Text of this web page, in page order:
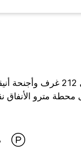
يقع كراون بلازا وارسو - ذا هاب في قلب
مترو الأنفاق